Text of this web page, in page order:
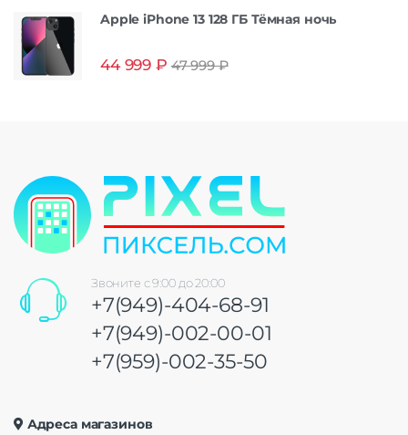
Apple iPhone 13 128 ГБ Тёмная ночь
44 999 ₽ 47 999₽
Звоните с 9:00 до 20:00
+7(949)-404-68-91
+7(949)-002-00-01
+7(959)-002-35-50
Адреса магазинов